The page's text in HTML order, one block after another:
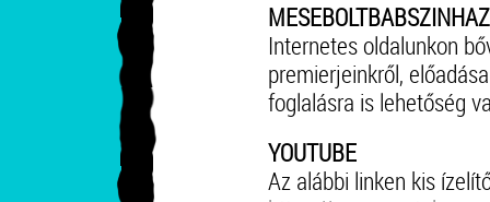
Internetes oldalunkon
premierjeinkről,
foglalásra is lehetőség
YOUTUBE
Az alábbi linken kis